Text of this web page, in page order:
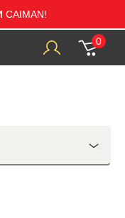
0